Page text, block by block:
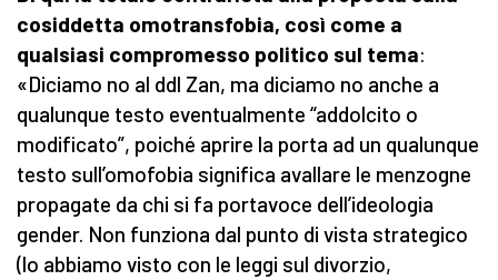
cosiddetta omotransfobia, così come a
qualsiasi compromesso politico sul tema:
«Diciamo no al ddl Zan, ma diciamo no anche a
qualunque testo eventualmente “addolcito o
modificato”, poiché aprire la porta ad un qualunque
testo sull’omofobia significa avallare le menzogne
propagate da chi si fa portavoce dell’ideologia
gender. Non funziona dal punto di vista strategico
(lo abbiamo visto con le leggi sul divorzio,